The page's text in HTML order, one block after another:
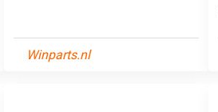
Winparts.nl